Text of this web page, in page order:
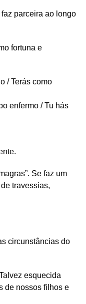
parceira ao longo
fortuna e
/ Terás como
enfermo / Tu hás
Se faz um
travessias,
circunstâncias do
esquecida
de nossos filhos e